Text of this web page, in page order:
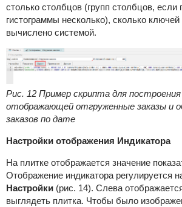
столько столбцов (групп столбцов, если
гистограммы несколько), сколько
вычислено системой.
Рис. 12 Пример скрипта для
отображающей отгруженные заказы и
заказов по дате
Настройки отображения Индикатора
На плитке отображается значение
Отображение индикатора регулируется
Настройки (рис. 14). Слева
выглядеть плитка. Чтобы было